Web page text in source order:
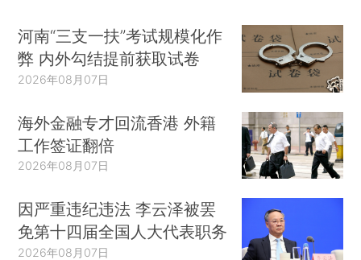
河南“三支一扶”考试规模化作
弊 内外勾结提前获取试卷
2026年08月07日
海外金融专才回流香港 外籍
工作签证翻倍
2026年08月07日
因严重违纪违法 李云泽被罢
免第十四届全国人大代表职务
2026年08月07日